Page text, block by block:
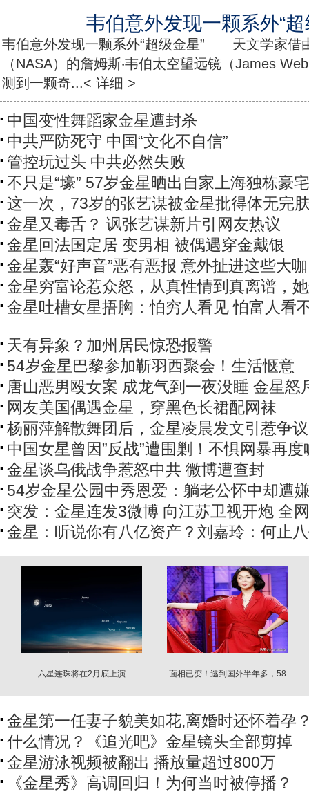
韦伯意外发现一颗系外“超
韦伯意外发现一颗系外“超级金星” 天文学家借
（NASA）的詹姆斯‧韦伯太空望远镜（James
测到一颗奇...< 详细 >
中国变性舞蹈家金星遭封杀
中共严防死守 中国“文化不自信”
管控玩过头 中共必然失败
不只是“壕” 57岁金星晒出自家上海独栋豪宅
这一次，73岁的张艺谋被金星批得体无完
金星又毒舌？ 讽张艺谋新片引网友热议
金星回法国定居 变男相 被偶遇穿金戴银
金星轰“好声音”恶有恶报 意外扯进这些大咖
金星穷富论惹众怒，从真性情到真离谱，
金星吐槽女星捂胸：怕穷人看见 怕富人看
天有异象？加州居民惊恐报警
54岁金星巴黎参加靳羽西聚会！生活惬意
唐山恶男殴女案 成龙气到一夜没睡 金星怒
网友美国偶遇金星，穿黑色长裙配网袜
杨丽萍解散舞团后，金星凌晨发文引惹争议
中国女星曾因”反战”遭围剿！不惧网暴再度
金星谈乌俄战争惹怒中共 微博遭查封
54岁金星公园中秀恩爱：躺老公怀中却遭
突发：金星连发3微博 向江苏卫视开炮 全
金星：听说你有八亿资产？刘嘉玲：何止
六星连珠将在2月底上演
面相已变！逃到国外半年多，58
金星第一任妻子貌美如花,离婚时还怀着孕
什么情况？《追光吧》金星镜头全部剪掉
金星游泳视频被翻出 播放量超过800万
《金星秀》高调回归！为何当时被停播？